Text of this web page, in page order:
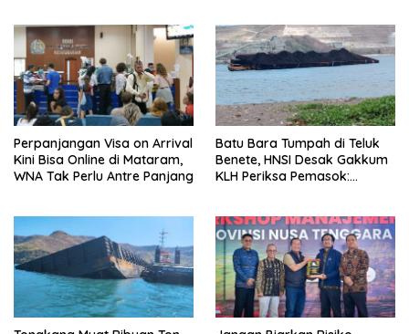
Internasional
Perpanjangan Visa on Arrival
Kini Bisa Online di Mataram,
WNA Tak Perlu Antre Panjang
Batu Bara Tumpah di Teluk
Benete, HNSI Desak Gakkum
KLH Periksa Pemasok: